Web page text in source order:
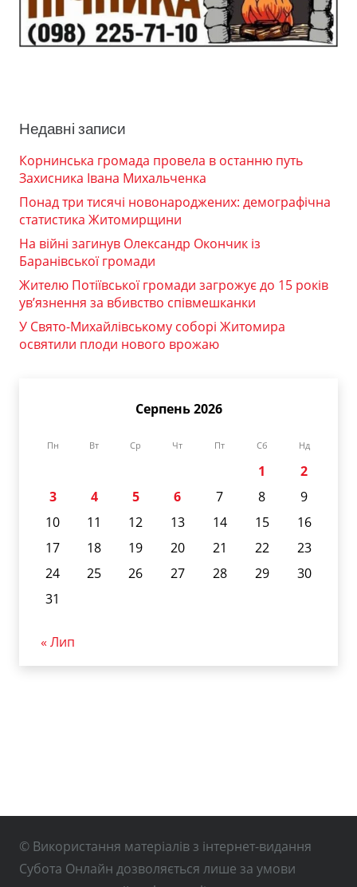
Недавні записи
Корнинська громада провела в останню путь
Захисника Івана Михальченка
Понад три тисячі новонароджених: демографічна
статистика Житомирщини
На війні загинув Олександр Окончик із
Баранівської громади
Жителю Потіївської громади загрожує до 15 років
ув’язнення за вбивство співмешканки
У Свято-Михайлівському соборі Житомира
освятили плоди нового врожаю
Серпень 2026
Пн Вт Ср Чт Пт Сб Нд
1
2
3
4 5 6 7 8
9
10
11 12 13 14 15
16
17
18 19 20 21 22
23
24
25 26 27 28 29
30
31
« Лип
© Використання матеріалів з інтернет-видання
Субота Онлайн дозволяється лише за умови